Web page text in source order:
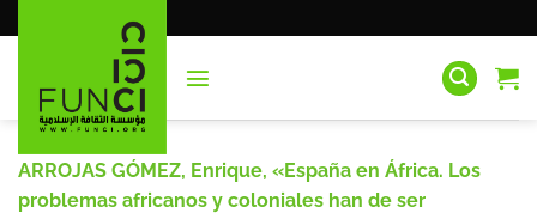
al
ARROJAS GÓMEZ, Enrique, «España en África. Los
problemas africanos y coloniales han de ser